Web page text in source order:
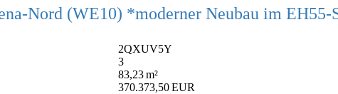
Nord (WE10) *moderner Neubau im
2QXUV5Y
3
83,23 m²
370.373,50 EUR